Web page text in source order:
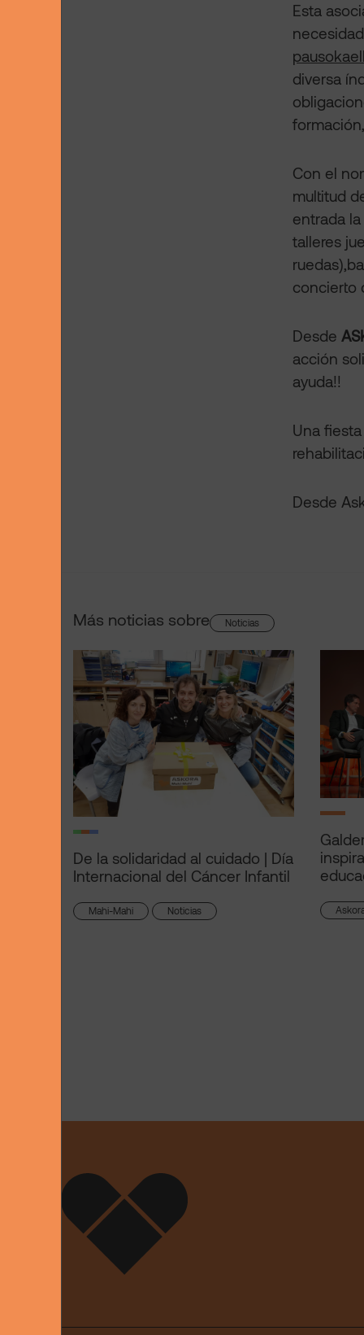
Esta
diversa
Con el
multitud
entrada
talleres
concierto
Desde
acción
ayuda!!
Una
Desde
Más noticias sobre Noticias
De la solidaridad al cuidado | Día
Internacional del Cáncer Infantil
Mahi-Mahi Noticias